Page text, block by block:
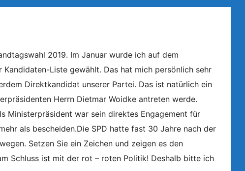
2019. Im Januar wurde ich auf dem
Liste gewählt. Das hat mich persönlich sehr
Direktkandidat unserer Partei. Das ist natürlich ein
Herrn Dietmar Woidke antreten werde.
Ministerpräsident war sein direktes Engagement für
als bescheiden.Die SPD hatte fast 30 Jahre nach der
Setzen Sie ein Zeichen und zeigen es den
Schluss ist mit der rot – roten Politik! Deshalb bitte ich